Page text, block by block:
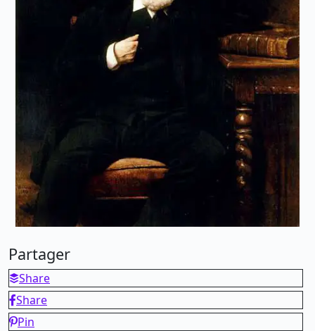
Partager
Share
Share
Pin